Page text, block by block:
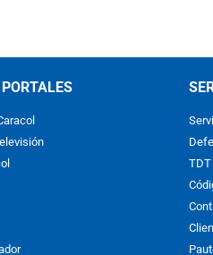
PORTALES
TDT